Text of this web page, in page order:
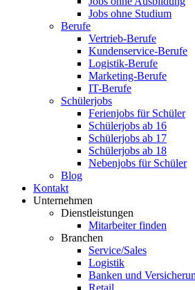
Jobs ohne Studium
Berufe
Vertrieb-Berufe
Kundenservice-Berufe
Logistik-Berufe
Marketing-Berufe
IT-Berufe
Schülerjobs
Ferienjobs für Schüler
Schülerjobs ab 16
Schülerjobs ab 17
Schülerjobs ab 18
Nebenjobs für Schüler
Blog
Kontakt
Unternehmen
Dienstleistungen
Mitarbeiter finden
Branchen
Service/Sales
Logistik
Banken und
Retail